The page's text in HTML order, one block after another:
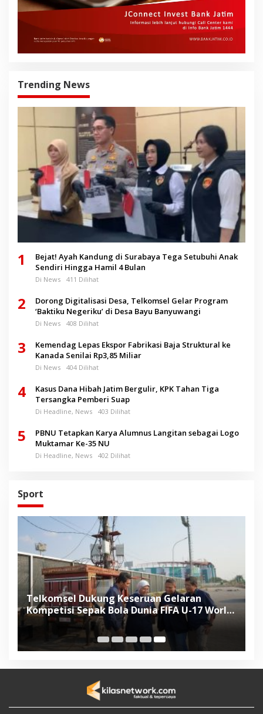
Trending News
1
Bejat! Ayah Kandung di Surabaya Tega Setubuhi Anak
Sendiri Hingga Hamil 4 Bulan
Di News 411 Dilihat
2
Dorong Digitalisasi Desa, Telkomsel Gelar Program
‘Baktiku Negeriku’ di Desa Bayu Banyuwangi
Di News 408 Dilihat
3
Kemendag Lepas Ekspor Fabrikasi Baja Struktural ke
Kanada Senilai Rp3,85 Miliar
Di News 404 Dilihat
4
Kasus Dana Hibah Jatim Bergulir, KPK Tahan Tiga
Tersangka Pemberi Suap
Di Headline, News 403 Dilihat
5
PBNU Tetapkan Karya Alumnus Langitan sebagai Logo
Muktamar Ke-35 NU
Di Headline, News 402 Dilihat
Sport
Telkomsel Dukung Keseruan Gelaran
Kompetisi Sepak Bola Dunia FIFA U-17 World
Cup Indonesia 2023